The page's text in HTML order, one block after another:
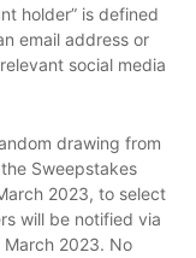
holder” is defined
email address or
social media
drawing from
Sweepstakes
2023, to select
will be notified via
March 2023. No